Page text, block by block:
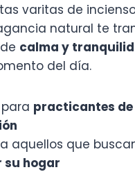
varitas de
natural te
calma y
del día.
practicantes
aquellos que
hogar